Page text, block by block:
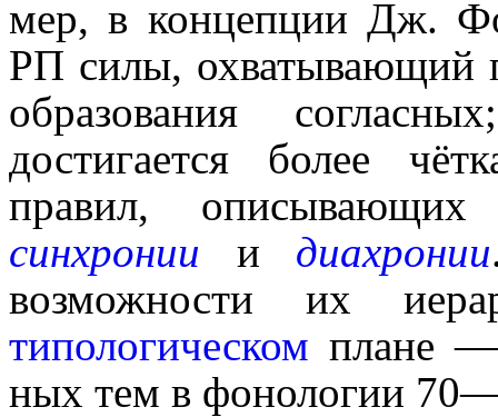
мер, в концеп­ции Дж.
РП силы, охватывающий
образо­ва­ния
достигается более
правил,
синхронии и диахронии
возмож­но­сти их
типологическом плане —
ных тем в фонологии